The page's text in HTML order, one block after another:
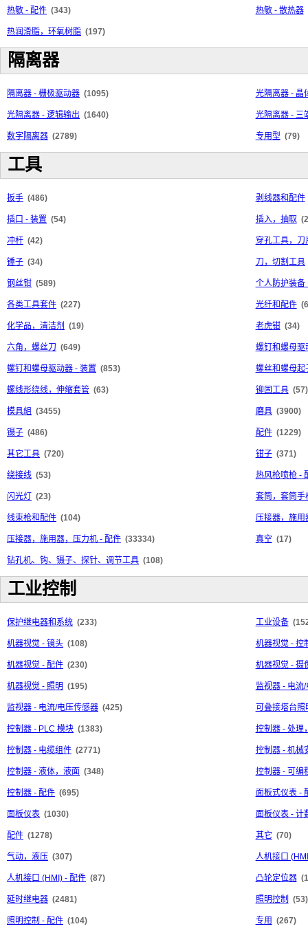
热敏 - 配件 (343) 热敏 - 散热器
热润滑脂，环氧树脂 (197)
隔离器
隔离器 - 栅极驱动器 (1095) 光隔离器 - 晶
光隔离器 - 逻辑输出 (1640) 光隔离器 - 三
数字隔离器 (2789) 专用型 (79)
工具
扳手 (486) 剥线器和配件
插口 - 装置 (54) 插入，抽取
冲杆 (42) 穿孔工具，刀
锤子 (34) 刀，切割工具
钢丝钳 (589) 个人防护装备
各类工具套件 (227) 光纤和配件
化学品，清洁剂 (19) 老虎钳 (34)
六角，螺丝刀 (649) 螺钉和螺母驱
螺钉和螺母驱动器 - 装置 (853) 螺丝和螺母起
螺线形绕线，伸缩套管 (63) 铆固工具 (57)
模具組 (3455) 磨具 (3900)
镊子 (486) 配件 (1229)
其它工具 (720) 钳子 (371)
绕接线 (53) 热风枪喷枪 -
闪光灯 (23) 套筒，套筒手
线束枪和配件 (104) 压接器，施用
压接器，施用器，压力机 - 配件 (33334) 真空 (17)
钻孔机、钩、镊子、探针、调节工具 (108)
工业控制
保护继电器和系统 (233) 工业设备
机器视觉 - 镜头 (108) 机器视觉 - 控
机器视觉 - 配件 (230) 机器视觉 - 摄
机器视觉 - 照明 (195) 监视器 - 电流
监视器 - 电流/电压传感器 (425) 可叠接塔台照
控制器 - PLC 模块 (1383) 控制器 - 处理
控制器 - 电缆组件 (2771) 控制器 - 机械
控制器 - 液体，液面 (348) 控制器 - 可编
控制器 - 配件 (695) 面板式仪表 -
面板仪表 (1030) 面板仪表 - 计
配件 (1278) 其它 (70)
气动，液压 (307) 人机接口
人机接口 (HMI) - 配件 (87) 凸轮定位器
延时继电器 (2481) 照明控制 (53)
照明控制 - 配件 (104) 专用 (267)